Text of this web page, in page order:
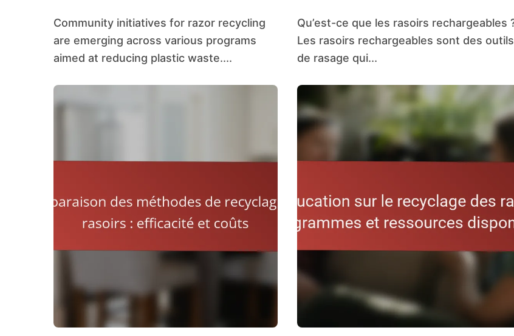
Community initiatives for razor recycling
are emerging across various programs
aimed at reducing plastic waste....
Qu’est-ce que les rasoirs rechargeables ?
Les rasoirs rechargeables sont des outils
de rasage qui...